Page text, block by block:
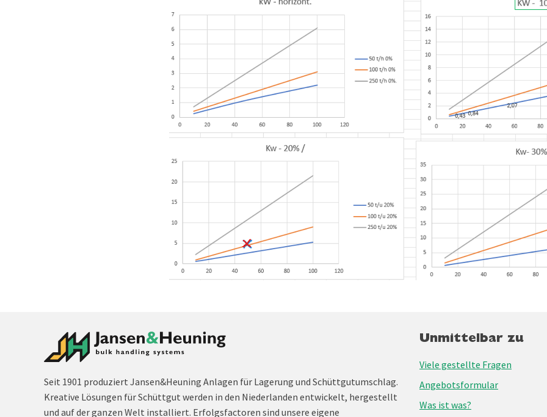
Seit 1901 produziert Jansen&Heuning Anlagen für Lagerung und Schüttgutumschlag.
Kreative Lösungen für Schüttgut werden in den Niederlanden entwickelt, hergestellt
und auf der ganzen Welt installiert. Erfolgsfactoren sind unsere eigene
Unmittelbar zu
Viele gestellte Fragen
Angebotsformular
Was ist was?